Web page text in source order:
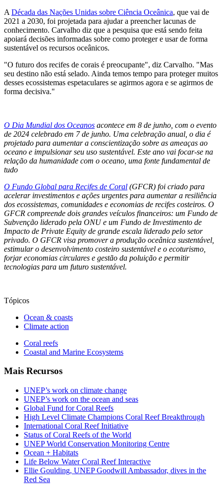
A Década das Nações Unidas sobre Ciência Oceânica, que vai de
2021 a 2030, foi projetada para ajudar a preencher lacunas de
conhecimento. Carvalho diz que a pesquisa que está sendo feita
apoiará decisões informadas sobre como proteger e usar de forma
sustentável os recursos oceânicos.
"O futuro dos recifes de corais é preocupante", diz Carvalho. "Mas
seu destino não está selado. Ainda temos tempo para proteger muitos
desses ecossistemas espetaculares se agirmos agora e se agirmos de
forma decisiva."
O Dia Mundial dos Oceanos acontece em 8 de junho, com o evento
de 2024 celebrado em 7 de junho. Uma celebração anual, o dia é
projetado para aumentar a conscientização sobre as ameaças ao
oceano e impulsionar seu uso sustentável. Este ano vai focar-se na
relação da humanidade com o oceano, uma fonte fundamental de
tudo
O Fundo Global para Recifes de Coral (GFCR) foi criado para
acelerar investimentos e ações urgentes para aumentar a resiliência
dos ecossistemas, comunidades e economias de recifes costeiros. O
GFCR compreende dois grandes veículos financeiros: um Fundo de
Subvenção liderado pela ONU e um Fundo de Investimento de
Impacto de Private Equity de grande escala liderado pelo setor
privado. O GFCR visa promover a produção oceânica sustentável,
estimular o desenvolvimento costeiro sustentável e o ecoturismo,
forjar economias circulares e gestão da poluição e permitir
tecnologias para um futuro sustentável.
Tópicos
Ocean & coasts
Climate action
Coral reefs
Coastal and Marine Ecosystems
Mais Recursos
UNEP’s work on climate change
UNEP’s work on the ocean and seas
Global Fund for Coral Reefs
High Level Climate Champions Coral Reef Breakthrough
International Coral Reef Initiative
Status of Coral Reefs of the World
UNEP World Conservation Monitoring Centre
Ocean + Habitats
Life Below Water Coral Reef Interactive
Ellie Goulding, UNEP Goodwill Ambassador, dives in the
Red Sea